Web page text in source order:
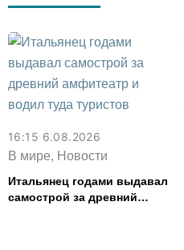
16:15 6.08.2026
В мире, Новости
Итальянец годами выдавал
самострой за древний